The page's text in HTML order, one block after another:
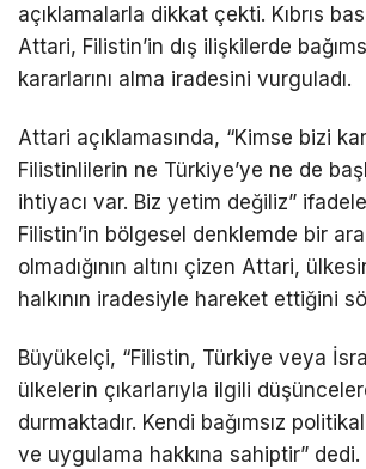
açıklamalarla dikkat çekti. Kıbrıs
Attari, Filistin’in dış ilişkilerde
kararlarını alma iradesini vurguladı.
Attari açıklamasında, “Kimse bizi
Filistinlilerin ne Türkiye’ye ne de
ihtiyacı var. Biz yetim değiliz”
Filistin’in bölgesel denklemde bir
olmadığının altını çizen Attari,
halkının iradesiyle hareket ettiğini
Büyükelçi, “Filistin, Türkiye veya
ülkelerin çıkarlarıyla ilgili
durmaktadır. Kendi bağımsız
ve uygulama hakkına sahiptir” dedi.